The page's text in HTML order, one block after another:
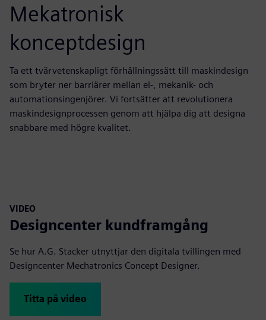
Mekatronisk
konceptdesign
Ta ett tvärvetenskapligt förhållningssätt till maskindesign
som bryter ner barriärer mellan el-, mekanik- och
automationsingenjörer. Vi fortsätter att revolutionera
maskindesignprocessen genom att hjälpa dig att designa
snabbare med högre kvalitet.
VIDEO
Designcenter kundframgång
Se hur A.G. Stacker utnyttjar den digitala tvillingen med
Designcenter Mechatronics Concept Designer.
Titta på video